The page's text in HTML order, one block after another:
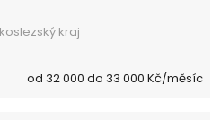
kraj
od 32 000 do 33 000 Kč/měsíc